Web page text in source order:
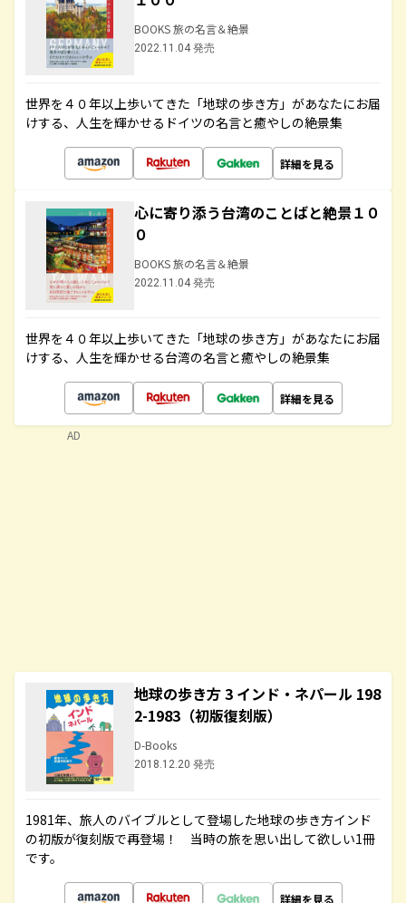
BOOKS 旅の名言＆絶景
2022.11.04 発売
世界を４０年以上歩いてきた「地球の歩き方」があなたにお届
けする、人生を輝かせるドイツの名言と癒やしの絶景集
詳細を見る
心に寄り添う台湾のことばと絶景１０
０
BOOKS 旅の名言＆絶景
2022.11.04 発売
世界を４０年以上歩いてきた「地球の歩き方」があなたにお届
けする、人生を輝かせる台湾の名言と癒やしの絶景集
詳細を見る
地球の歩き方 3 インド・ネパール 198
2-1983（初版復刻版）
D-Books
2018.12.20 発売
1981年、旅人のバイブルとして登場した地球の歩き方インド
の初版が復刻版で再登場！ 当時の旅を思い出して欲しい1冊
です。
詳細を見る
AD